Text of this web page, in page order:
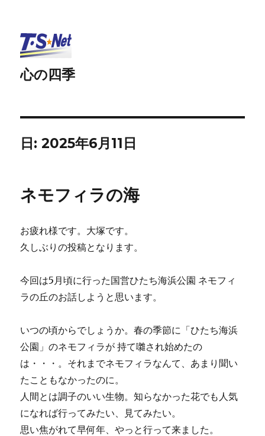
心の四季
日: 2025年6月11日
ネモフィラの海
お疲れ様です。大塚です。
久しぶりの投稿となります。
今回は5月頃に行った国営ひたち海浜公園 ネモフィ
ラの丘のお話しようと思います。
いつの頃からでしょうか。春の季節に「ひたち海浜
公園」のネモフィラが 持て囃され始めたの
は・・・。それまでネモフィラなんて、あまり聞い
たこともなかったのに。
人間とは調子のいい生物。知らなかった花でも人気
になれば行ってみたい、見てみたい。
思い焦がれて早何年、やっと行って来ました。